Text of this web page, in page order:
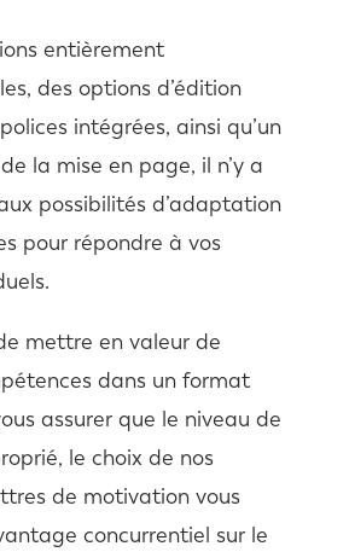
entièrement
des options d’édition
intégrées, ainsi qu’un
la mise en page, il n’y a
possibilités d’adaptation
pour répondre à vos
de mettre en valeur de
dans un format
assurer que le niveau de
le choix de nos
de motivation vous
concurrentiel sur le